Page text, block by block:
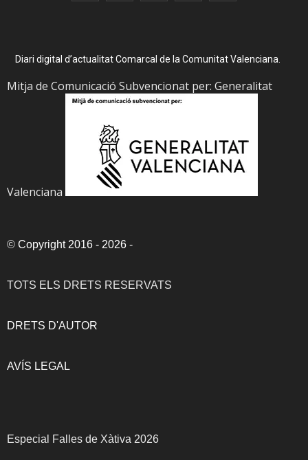
Diari digital d’actualitat Comarcal de la Comunitat Valenciana.
Mitja de Comunicació Subvencionat per: Generalitat
Valenciana
© Copyright 2016 - 2026 -
TOTS ELS DRETS RESERVATS
DRETS D'AUTOR
AVÍS LEGAL
Especial Falles de Xàtiva 2026